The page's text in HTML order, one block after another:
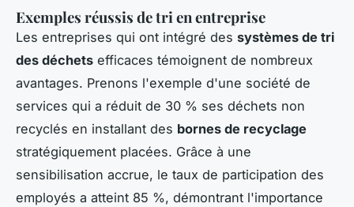
Exemples réussis de tri en entreprise
Les entreprises qui ont intégré des systèmes de tri
des déchets efficaces témoignent de nombreux
avantages. Prenons l'exemple d'une société de
services qui a réduit de 30 % ses déchets non
recyclés en installant des bornes de recyclage
stratégiquement placées. Grâce à une
sensibilisation accrue, le taux de participation des
employés a atteint 85 %, démontrant l'importance